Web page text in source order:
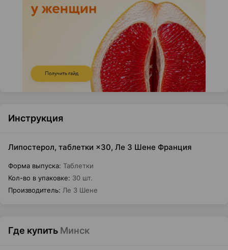
Инструкция
Липостерол, таблетки ×30, Ле 3 Шене Франция
Форма выпуска: Таблетки
Кол-во в упаковке: 30 шт.
Производитель: Ле 3 Шене
Где купить Минск